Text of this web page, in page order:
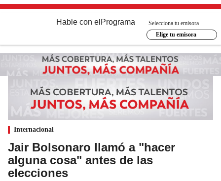
Hable con el Programa
Selecciona tu emisora
Elige tu emisora
Internacional
Jair Bolsonaro llamó a "hacer
alguna cosa" antes de las
elecciones